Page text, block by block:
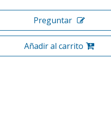
Preguntar
Añadir al carrito